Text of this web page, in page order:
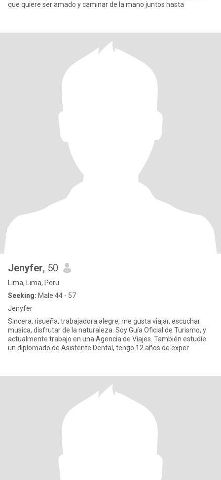
que quiere ser amado y caminar de la mano juntos hasta
Jenyfer, 50
Lima, Lima, Peru
Seeking: Male 44 - 57
Jenyfer
Sincera, risueña, trabajadora.alegre, me gusta viajar, escuchar
musica, disfrutar de la naturaleza. Soy Guía Oficial de Turismo, y
actualmente trabajo en una Agencia de Viajes. También estudie
un diplomado de Asistente Dental, tengo 12 años de exper